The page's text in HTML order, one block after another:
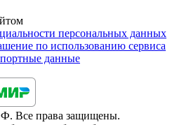
персональных данных
по использованию сервиса
данные
Все права защищены.